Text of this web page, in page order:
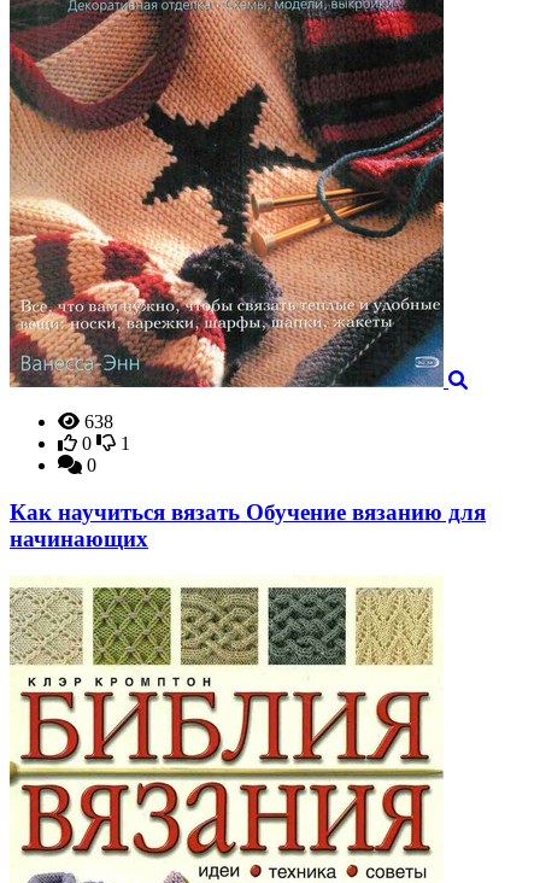
638
0
1
0
Как научиться вязать Обучение вязанию для
начинающих